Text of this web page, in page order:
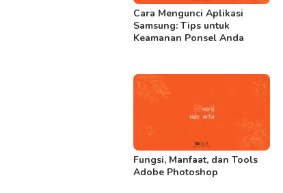
Cara Mengunci Aplikasi
Samsung: Tips untuk
Keamanan Ponsel Anda
Fungsi, Manfaat, dan Tools
Adobe Photoshop